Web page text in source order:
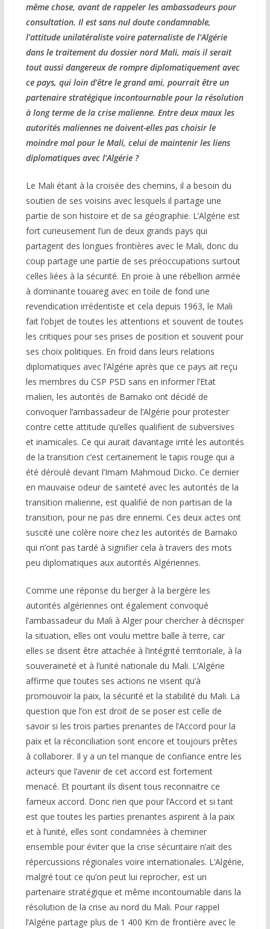
même chose, avant de rappeler les ambassadeurs pour
consultation. Il est sans nul doute condamnable,
l’attitude unilatéraliste voire paternaliste de l’Algérie
dans le traitement du dossier nord Mali, mais il serait
tout aussi dangereux de rompre diplomatiquement avec
ce pays, qui loin d’être le grand ami, pourrait être un
partenaire stratégique incontournable pour la résolution
à long terme de la crise malienne. Entre deux maux les
autorités maliennes ne doivent-elles pas choisir le
moindre mal pour le Mali, celui de maintenir les liens
diplomatiques avec l’Algérie ?
Le Mali étant à la croisée des chemins, il a besoin du
soutien de ses voisins avec lesquels il partage une
partie de son histoire et de sa géographie. L’Algérie est
fort curieusement l’un de deux grands pays qui
partagent des longues frontières avec le Mali, donc du
coup partage une partie de ses préoccupations surtout
celles liées à la sécurité. En proie à une rébellion armée
à dominante touareg avec en toile de fond une
revendication irrédentiste et cela depuis 1963, le Mali
fait l’objet de toutes les attentions et souvent de toutes
les critiques pour ses prises de position et souvent pour
ses choix politiques. En froid dans leurs relations
diplomatiques avec l’Algérie après que ce pays ait reçu
les membres du CSP PSD sans en informer l’Etat
malien, les autorités de Bamako ont décidé de
convoquer l’ambassadeur de l’Algérie pour protester
contre cette attitude qu’elles qualifient de subversives
et inamicales. Ce qui aurait davantage irrité les autorités
de la transition c’est certainement le tapis rouge qui a
été déroulé devant l’Imam Mahmoud Dicko. Ce dernier
en mauvaise odeur de sainteté avec les autorités de la
transition malienne, est qualifié de non partisan de la
transition, pour ne pas dire ennemi. Ces deux actes ont
suscité une colère noire chez les autorités de Bamako
qui n’ont pas tardé à signifier cela à travers des mots
peu diplomatiques aux autorités Algériennes.
Comme une réponse du berger à la bergère les
autorités algériennes ont également convoqué
l’ambassadeur du Mali à Alger pour chercher à décrisper
la situation, elles ont voulu mettre balle à terre, car
elles se disent être attachée à l’intégrité territoriale, à la
souveraineté et à l’unité nationale du Mali. L’Algérie
affirme que toutes ses actions ne visent qu’à
promouvoir la paix, la sécurité et la stabilité du Mali. La
question que l’on est droit de se poser est celle de
savoir si les trois parties prenantes de l’Accord pour la
paix et la réconciliation sont encore et toujours prêtes
à collaborer. Il y a un tel manque de confiance entre les
acteurs que l’avenir de cet accord est fortement
menacé. Et pourtant ils disent tous reconnaitre ce
fameux accord. Donc rien que pour l’Accord et si tant
est que toutes les parties prenantes aspirent à la paix
et à l’unité, elles sont condamnées à cheminer
ensemble pour éviter que la crise sécuritaire n’ait des
répercussions régionales voire internationales. L’Algérie,
malgré tout ce qu’on peut lui reprocher, est un
partenaire stratégique et même incontournable dans la
résolution de la crise au nord du Mali. Pour rappel
l’Algérie partage plus de 1 400 Km de frontière avec le